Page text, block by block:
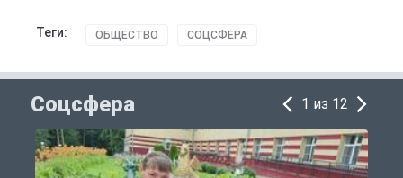
Теги: ОБЩЕСТВО СОЦСФЕРА
Соцсфера 1 из 12